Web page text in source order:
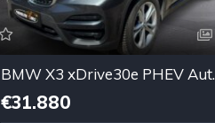
BMW X3 xDrive30e PHEV Aut.
€31.880